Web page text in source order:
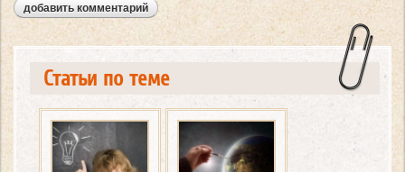
добавить комментарий
Статьи по теме